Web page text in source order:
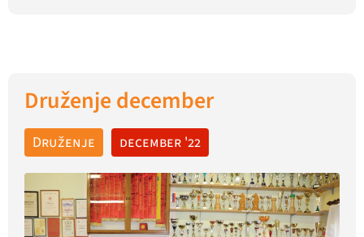
Druženje december
Druženje december '22